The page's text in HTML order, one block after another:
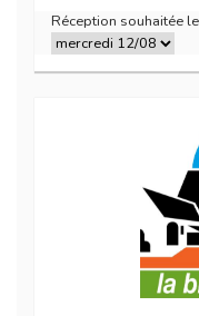
Réception souhaitée le